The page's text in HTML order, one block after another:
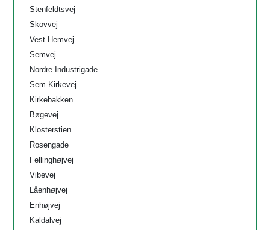
Stenfeldtsvej
Skovvej
Vest Hemvej
Semvej
Nordre Industrigade
Sem Kirkevej
Kirkebakken
Bøgevej
Klosterstien
Rosengade
Fellinghøjvej
Vibevej
Låenhøjvej
Enhøjvej
Kaldalvej